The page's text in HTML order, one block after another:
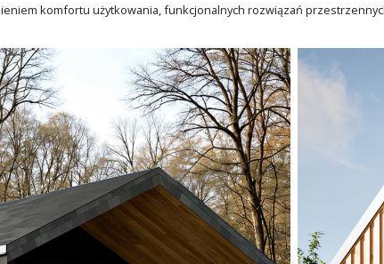
komfortu użytkowania, funkcjonalnych rozwiązań